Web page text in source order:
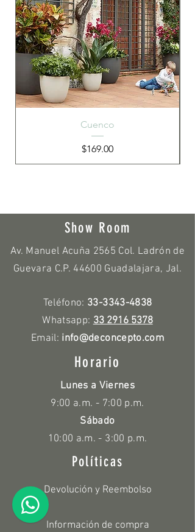
Cuenco
Precio
$169.00
Show Room
Av. Manuel Acuña 2565 Col. Ladrón de
Guevara C.P. 44600 Guadalajara, Jal.
Teléfono: 33-3343-4838
Whatsapp:33 2916 5378
Email: info@deconcepto.com
Horario
Lunes a Viernes
9:00 a.m. - 7:00 p.m.
Sábado
10:00 a.m. - 3:00 p.m.
Políticas
Devolución y Reembolso
Información de compra